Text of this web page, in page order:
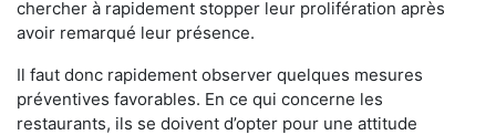
chercher à rapidement stopper leur prolifération après
avoir remarqué leur présence.
Il faut donc rapidement observer quelques mesures
préventives favorables. En ce qui concerne les
restaurants, ils se doivent d’opter pour une attitude